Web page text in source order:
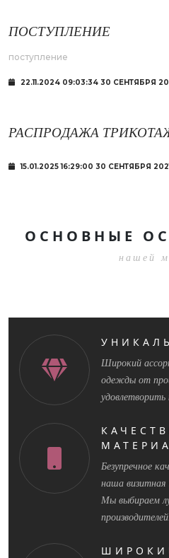
ПОСТУПЛЕНИЕ
поступление
22.11.2024 09:03:34 30 СЕНТЯБРЯ
РАСПРОДАЖА
15.01.2025 16:29:00 30 СЕНТЯБРЯ
ОСНОВНЫЕ
нашей
Широкий
одежды от
Безупречное
наша визитная
Мы выбираем
производителей.